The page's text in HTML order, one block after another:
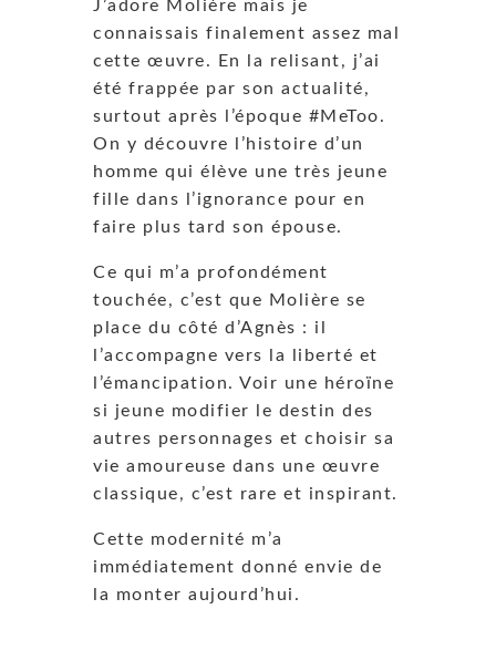
J’adore Molière mais je
connaissais finalement assez mal
cette œuvre. En la relisant, j’ai
été frappée par son actualité,
surtout après l’époque #MeToo.
On y découvre l’histoire d’un
homme qui élève une très jeune
fille dans l’ignorance pour en
faire plus tard son épouse.
Ce qui m’a profondément
touchée, c’est que Molière se
place du côté d’Agnès : il
l’accompagne vers la liberté et
l’émancipation. Voir une héroïne
si jeune modifier le destin des
autres personnages et choisir sa
vie amoureuse dans une œuvre
classique, c’est rare et inspirant.
Cette modernité m’a
immédiatement donné envie de
la monter aujourd’hui.